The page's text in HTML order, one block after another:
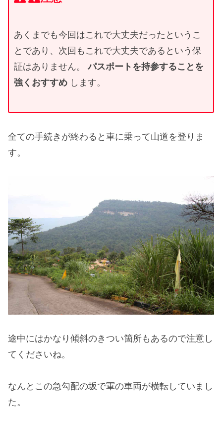
あくまでも今回はこれで大丈夫だったというこ
とであり、次回もこれで大丈夫であるという保
証はありません。
パスポートを持参することを
強くおすすめ します。
全ての手続きが終わると車に乗って山道を登りま
す。
途中にはかなり傾斜のきつい箇所もあるので注意し
てくださいね。
なんとこの急勾配の坂で軍の車両が横転していまし
た。